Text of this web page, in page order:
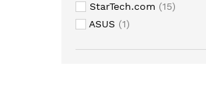
StarTech.com
15
ASUS
1